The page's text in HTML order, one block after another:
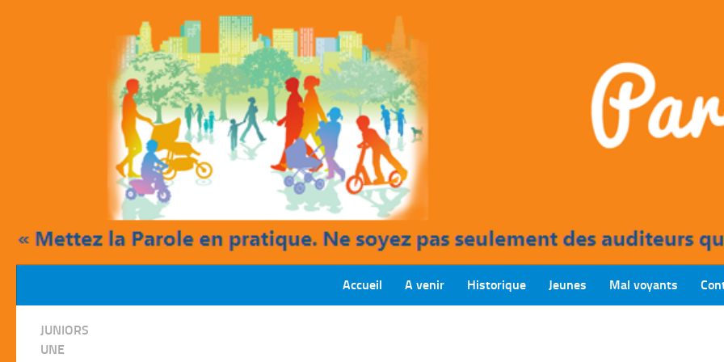
Accueil A venir Historique Jeunes Mal voyants
JUNIORS
UNE